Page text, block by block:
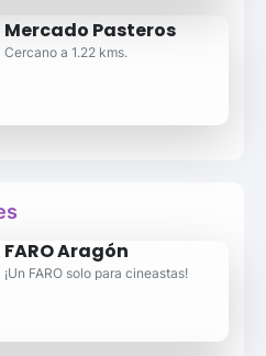
Mercado Pasteros
Cercano a 1.22 kms.
FARO Aragón
¡Un FARO solo para cineastas!